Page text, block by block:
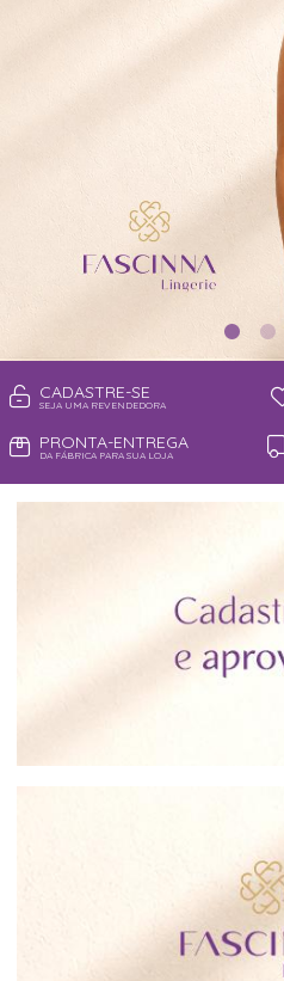
CADASTRE-SE
SEJA UMA REVENDEDORA
PRONTA-ENTREGA
DA FÁBRICA PARA SUA LOJA